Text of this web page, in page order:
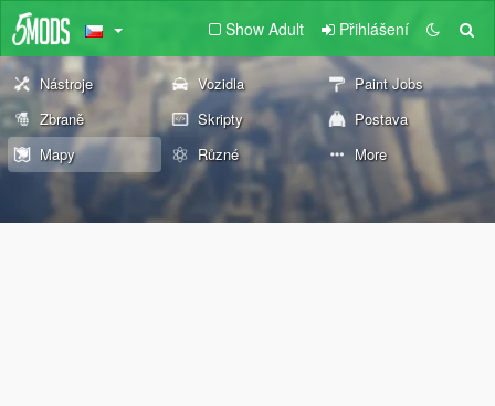
Show Adult Přihlášení
Nástroje Vozidla
Paint Jobs
Zbraně
Skripty
Postava
Mapy
Různé More